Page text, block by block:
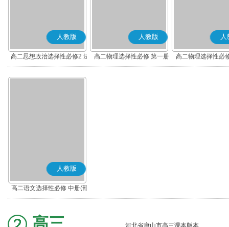
人教版
高二思想政治选择性必修2 法
律与生活(部编版)
人教版
高二物理选择性必修 第一册
人
高二物理选择性必
人教版
高二语文选择性必修 中册(部
编版)
河北省唐山市高三课本版本